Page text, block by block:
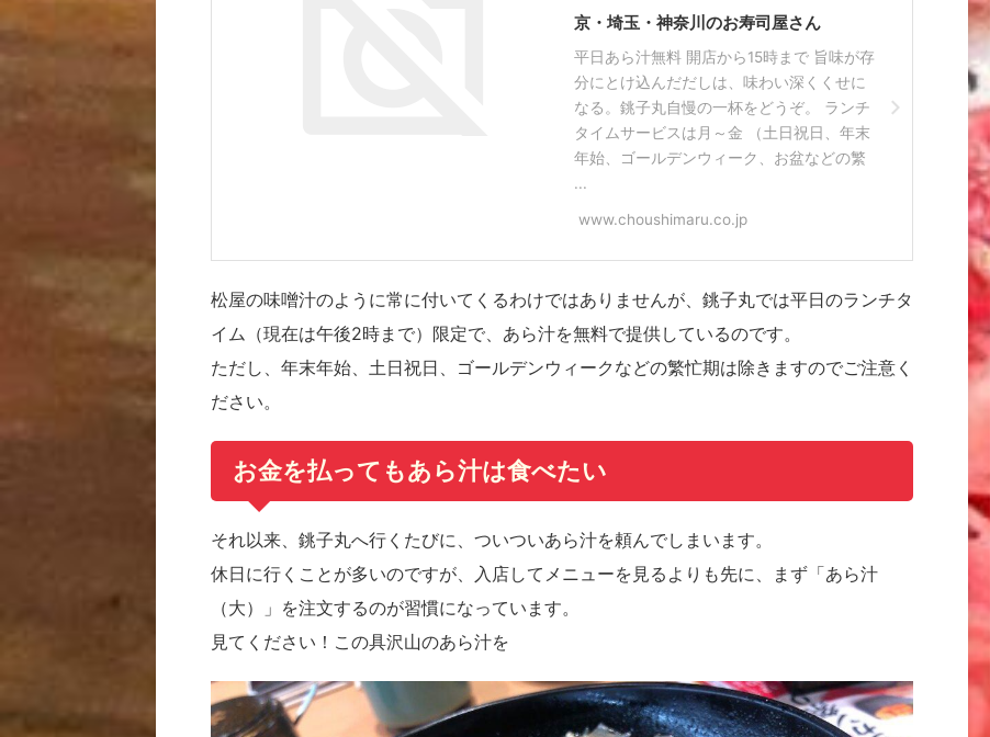
京・埼玉・神奈川のお寿司屋さん
平日あら汁無料 開店から15時まで 旨味が存
分にとけ込んだだしは、味わい深くくせに
なる。銚子丸自慢の一杯をどうぞ。 ランチ
タイムサービスは月～金 （土日祝日、年末
年始、ゴールデンウィーク、お盆などの繁
...
www.choushimaru.co.jp
松屋の味噌汁のように常に付いてくるわけではありませんが、銚子丸では平日のランチタ
イム（現在は午後2時まで）限定で、あら汁を無料で提供しているのです。
ただし、年末年始、土日祝日、ゴールデンウィークなどの繁忙期は除きますのでご注意く
ださい。
お金を払ってもあら汁は食べたい
それ以来、銚子丸へ行くたびに、ついついあら汁を頼んでしまいます。
休日に行くことが多いのですが、入店してメニューを見るよりも先に、まず「あら汁
（大）」を注文するのが習慣になっています。
見てください！この具沢山のあら汁を